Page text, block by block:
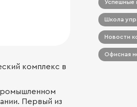
комплекс в
Первый из
Успешные
Школа
Новости
Офисная